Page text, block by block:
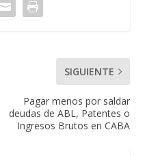
SIGUIENTE
Pagar menos por saldar
deudas de ABL, Patentes o
Ingresos Brutos en CABA